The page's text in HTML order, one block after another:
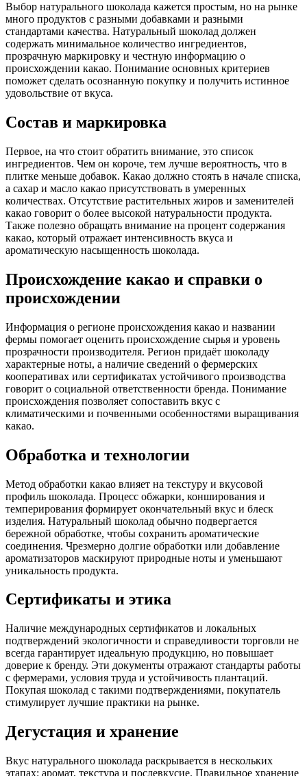
Выбор натурального шоколада кажется простым, но на рынке
много продуктов с разными добавками и разными
стандартами качества. Натуральный шоколад должен
содержать минимальное количество ингредиентов,
прозрачную маркировку и честную информацию о
происхождении какао. Понимание основных критериев
поможет сделать осознанную покупку и получить истинное
удовольствие от вкуса.
Состав и маркировка
Первое, на что стоит обратить внимание, это список
ингредиентов. Чем он короче, тем лучше вероятность, что в
плитке меньше добавок. Какао должно стоять в начале списка,
а сахар и масло какао присутствовать в умеренных
количествах. Отсутствие растительных жиров и заменителей
какао говорит о более высокой натуральности продукта.
Также полезно обращать внимание на процент содержания
какао, который отражает интенсивность вкуса и
ароматическую насыщенность шоколада.
Происхождение какао и справки о
происхождении
Информация о регионе происхождения какао и названии
фермы помогает оценить происхождение сырья и уровень
прозрачности производителя. Регион придаёт шоколаду
характерные ноты, а наличие сведений о фермерских
кооперативах или сертификатах устойчивого производства
говорит о социальной ответственности бренда. Понимание
происхождения позволяет сопоставить вкус с
климатическими и почвенными особенностями выращивания
какао.
Обработка и технологии
Метод обработки какао влияет на текстуру и вкусовой
профиль шоколада. Процесс обжарки, конширования и
темперирования формирует окончательный вкус и блеск
изделия. Натуральный шоколад обычно подвергается
бережной обработке, чтобы сохранить ароматические
соединения. Чрезмерно долгие обработки или добавление
ароматизаторов маскируют природные ноты и уменьшают
уникальность продукта.
Сертификаты и этика
Наличие международных сертификатов и локальных
подтверждений экологичности и справедливости торговли не
всегда гарантирует идеальную продукцию, но повышает
доверие к бренду. Эти документы отражают стандарты работы
с фермерами, условия труда и устойчивость плантаций.
Покупая шоколад с такими подтверждениями, покупатель
стимулирует лучшие практики на рынке.
Дегустация и хранение
Вкус натурального шоколада раскрывается в нескольких
этапах: аромат, текстура и послевкусие. Правильное хранение